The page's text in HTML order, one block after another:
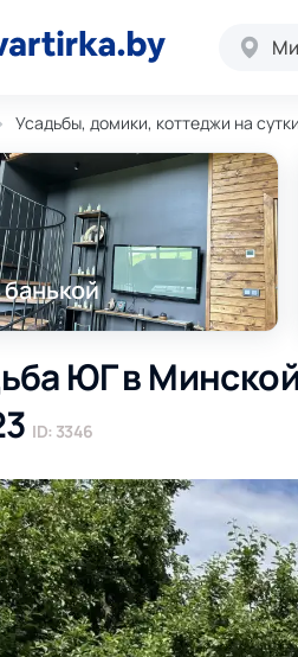
Усадьбы, домики, коттеджи на
ЮГ в
ID: 3346